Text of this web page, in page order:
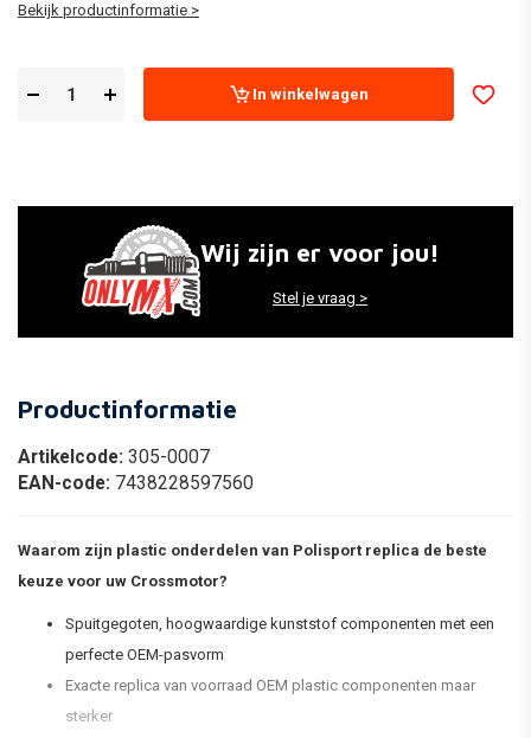
Bekijk productinformatie >
In winkelwagen
Wij zijn er voor jou!
Stel je vraag >
Productinformatie
Artikelcode: 305-0007
EAN-code: 7438228597560
Waarom zijn plastic onderdelen van Polisport replica de beste
keuze voor uw Crossmotor?
Spuitgegoten, hoogwaardige kunststof componenten met een
perfecte OEM-pasvorm
Exacte replica van voorraad OEM plastic componenten maar
sterker